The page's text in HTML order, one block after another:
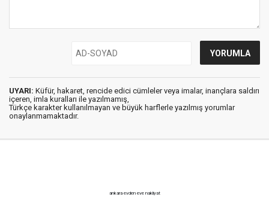
UYARI: Küfür, hakaret, rencide edici cümleler veya imalar, inançlara saldırı
içeren, imla kuralları ile yazılmamış,
Türkçe karakter kullanılmayan ve büyük harflerle yazılmış yorumlar
onaylanmamaktadır.
ankara evden eve nakliyat